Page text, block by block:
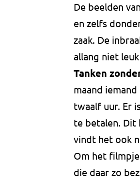
De beelden
en zelfs
zaak. De
allang niet
Tanken
maand
twaalf uur. Er
te betalen. Dit
vindt het ook
Om het
die daar zo